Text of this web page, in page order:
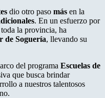
dio otro paso más en la
. En un esfuerzo por
la provincia, ha
de Soguería, llevando su
del programa Escuelas de
que busca brindar
a nuestros talentosos